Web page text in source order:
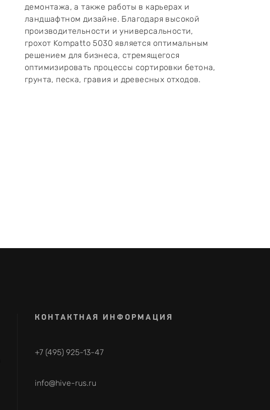
демонтажа, а также работы в карьерах и
ландшафтном дизайне. Благодаря высокой
производительности и универсальности,
грохот Kompatto 5030 является оптимальным
решением для бизнеса, стремящегося
оптимизировать процессы сортировки бетона,
грунта, песка, гравия и древесных отходов.
КОНТАКТНАЯ ИНФОРМАЦИЯ
+7 (495) 925-13-47
info@hive-rus.ru